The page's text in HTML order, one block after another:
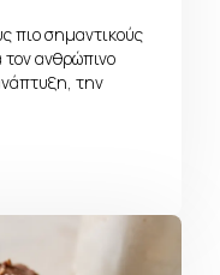
πιο σημαντικούς
τον ανθρώπινο
την